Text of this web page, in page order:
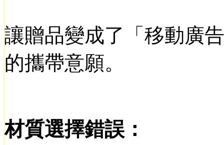
讓贈品變成了「移動廣
的攜帶意願。
材質選擇錯誤：